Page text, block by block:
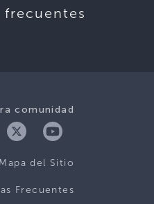
frecuentes
comunidad
Mapa del Sitio
Frecuentes